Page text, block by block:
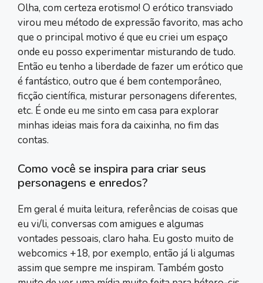
Olha, com certeza erotismo! O erótico transviado
virou meu método de expressão favorito, mas acho
que o principal motivo é que eu criei um espaço
onde eu posso experimentar misturando de tudo.
Então eu tenho a liberdade de fazer um erótico que
é fantástico, outro que é bem contemporâneo,
ficção científica, misturar personagens diferentes,
etc. É onde eu me sinto em casa para explorar
minhas ideias mais fora da caixinha, no fim das
contas.
Como você se inspira para criar seus
personagens e enredos?
Em geral é muita leitura, referências de coisas que
eu vi/li, conversas com amigues e algumas
vontades pessoais, claro haha. Eu gosto muito de
webcomics +18, por exemplo, então já li algumas
assim que sempre me inspiram. Também gosto